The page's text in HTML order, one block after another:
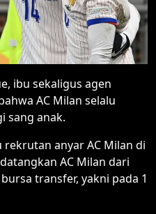
ibu sekaligus agen
AC Milan selalu
sang anak.
anyar AC Milan di
AC Milan dari
transfer, yakni pada 1